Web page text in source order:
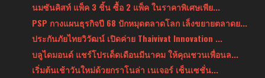
นมซันคิสท์ แพ็ค 3 ชิ้น ซื้อ 2 แพ็ค ในราคาพิเศษเพีย...
PSP กางแผนธุรกิจปี 68 ปักหมุดตลาดโลก เล็งขยายตลาดย...
ประกันภัยไทยวิวัฒน์ เปิดค่าย Thaivivat Innovation ...
บลูไดมอนด์ แชร์โปรเด็ดเดือนมีนาคม ให้คุณชวนเพื่อนล...
เริ่มต้นเช้าวันใหม่ด้วยกราโนล่า เนเจอร์ เซ็นเซชั่น...